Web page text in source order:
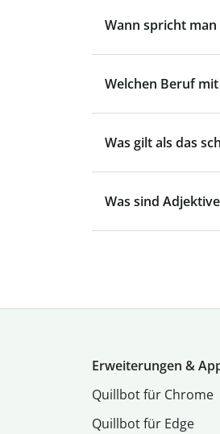
Wann spricht man
Welchen Beruf mit
Was gilt als das
Was sind
Erweiterungen &
Quillbot für Chrome
Quillbot für Edge